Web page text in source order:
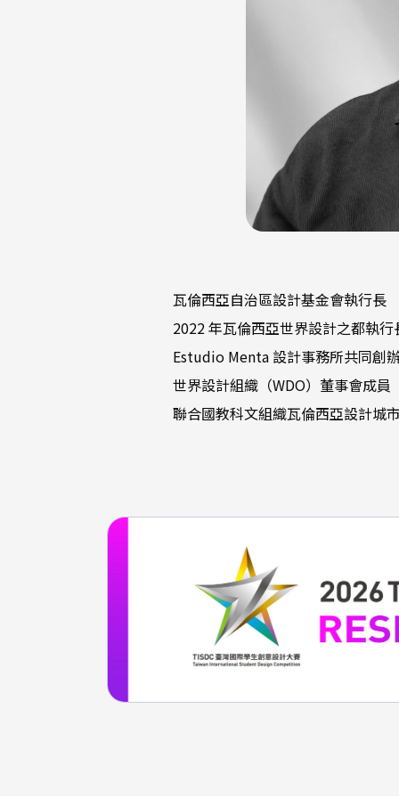
瓦倫西亞自治區設計基金會執行長
2022 年瓦倫西亞世界設計之都執行
Estudio Menta 設計事務所共同創
世界設計組織（WDO）董事會成員
聯合國教科文組織瓦倫西亞設計城